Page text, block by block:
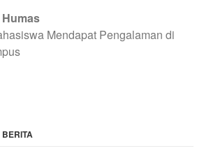
Mendapat Pengalaman di
BERITA